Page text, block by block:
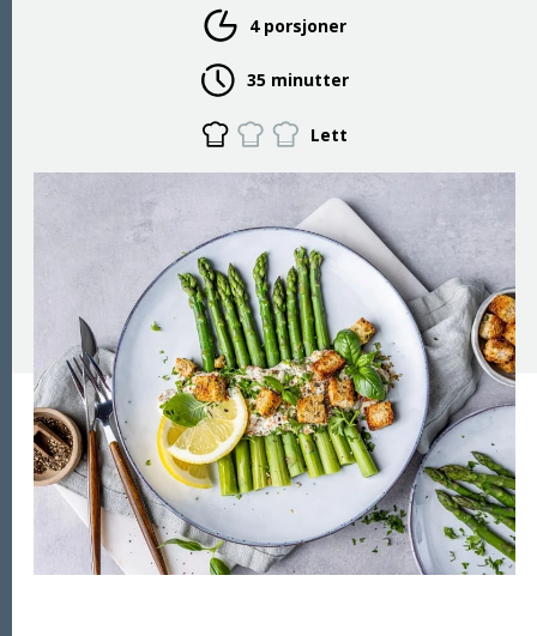
4 porsjoner
35 minutter
Lett